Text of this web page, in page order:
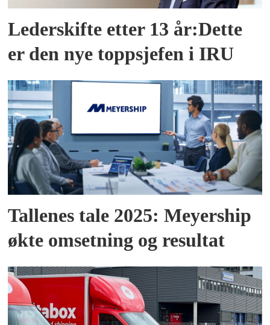
Lederskifte etter 13 år:Dette
er den nye toppsjefen i IRU
Tallenes tale 2025: Meyership
økte omsetning og resultat